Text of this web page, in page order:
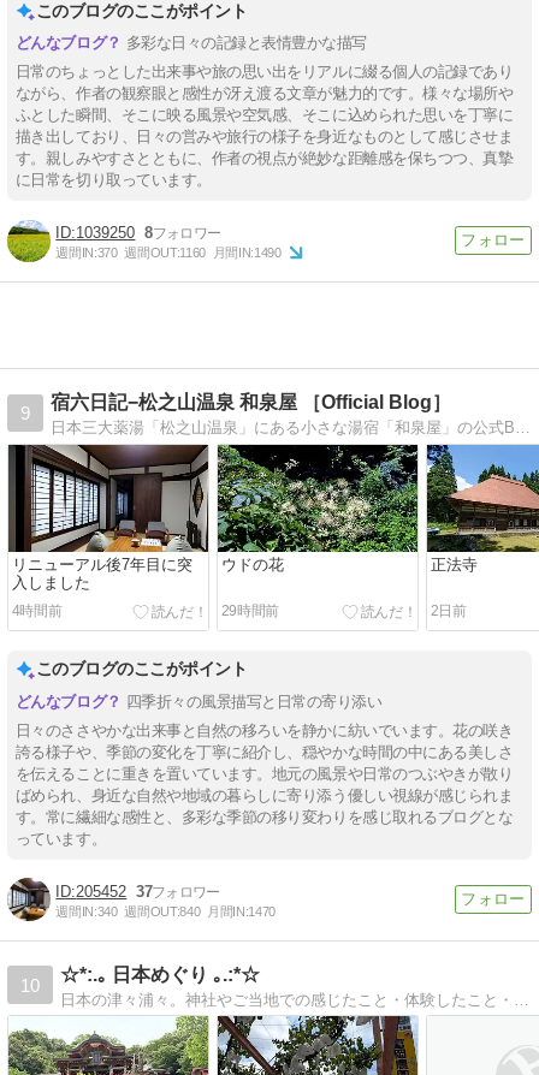
このブログのここがポイント
多彩な日々の記録と表情豊かな描写
日常のちょっとした出来事や旅の思い出をリアルに綴る個人の記録であり
ながら、作者の観察眼と感性が冴え渡る文章が魅力的です。様々な場所や
ふとした瞬間、そこに映る風景や空気感、そこに込められた思いを丁寧に
描き出しており、日々の営みや旅行の様子を身近なものとして感じさせま
す。親しみやすさとともに、作者の視点が絶妙な距離感を保ちつつ、真摯
に日常を切り取っています。
1039250 8
週間IN:370 週間OUT:1160 月間IN:1490
9
宿六日記−松之山温泉 和泉屋 ［Official Blog］
リニューアル後7年目に突
入しました
4時間前
ウドの花
29時間前
正法寺
2日前
このブログのここがポイント
四季折々の風景描写と日常の寄り添い
日々のささやかな出来事と自然の移ろいを静かに紡いでいます。花の咲き
誇る様子や、季節の変化を丁寧に紹介し、穏やかな時間の中にある美しさ
を伝えることに重きを置いています。地元の風景や日常のつぶやきが散り
ばめられ、身近な自然や地域の暮らしに寄り添う優しい視線が感じられま
す。常に繊細な感性と、多彩な季節の移り変わりを感じ取れるブログとな
っています。
205452 37
週間IN:340 週間OUT:840 月間IN:1470
10
☆*:.｡ 日本めぐり ｡.:*☆